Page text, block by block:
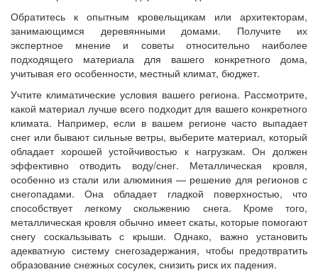
Обратитесь к опытным кровельщикам или архитекторам,
занимающимся деревянными домами. Получите их
экспертное мнение и советы относительно наиболее
подходящего материала для вашего конкретного дома,
учитывая его особенности, местный климат, бюджет.
Учтите климатические условия вашего региона. Рассмотрите,
какой материал лучше всего подходит для вашего конкретного
климата. Например, если в вашем регионе часто выпадает
снег или бывают сильные ветры, выберите материал, который
обладает хорошей устойчивостью к нагрузкам. Он должен
эффективно отводить воду/снег. Металлическая кровля,
особенно из стали или алюминия — решение для регионов с
снегопадами. Она обладает гладкой поверхностью, что
способствует легкому скольжению снега. Кроме того,
металлическая кровля обычно имеет скаты, которые помогают
снегу соскальзывать с крыши. Однако, важно установить
адекватную систему снегозадержания, чтобы предотвратить
образование снежных сосулек, снизить риск их падения.